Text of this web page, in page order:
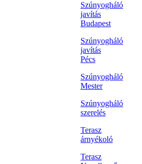
Szúnyogháló
javítás
Budapest
Szúnyogháló
javítás
Pécs
Szúnyogháló
Mester
Szúnyogháló
szerelés
Terasz
árnyékoló
Terasz